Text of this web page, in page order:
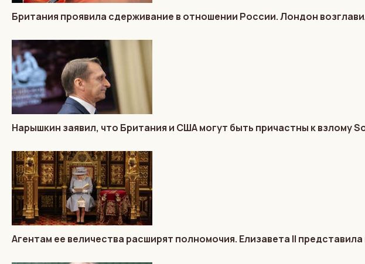
Британия проявила сдерживание в отношении России. Лондон
Нарышкин заявил, что Британия и США могут быть причастны к взлому
Агентам ее величества расширят полномочия. Елизавета II